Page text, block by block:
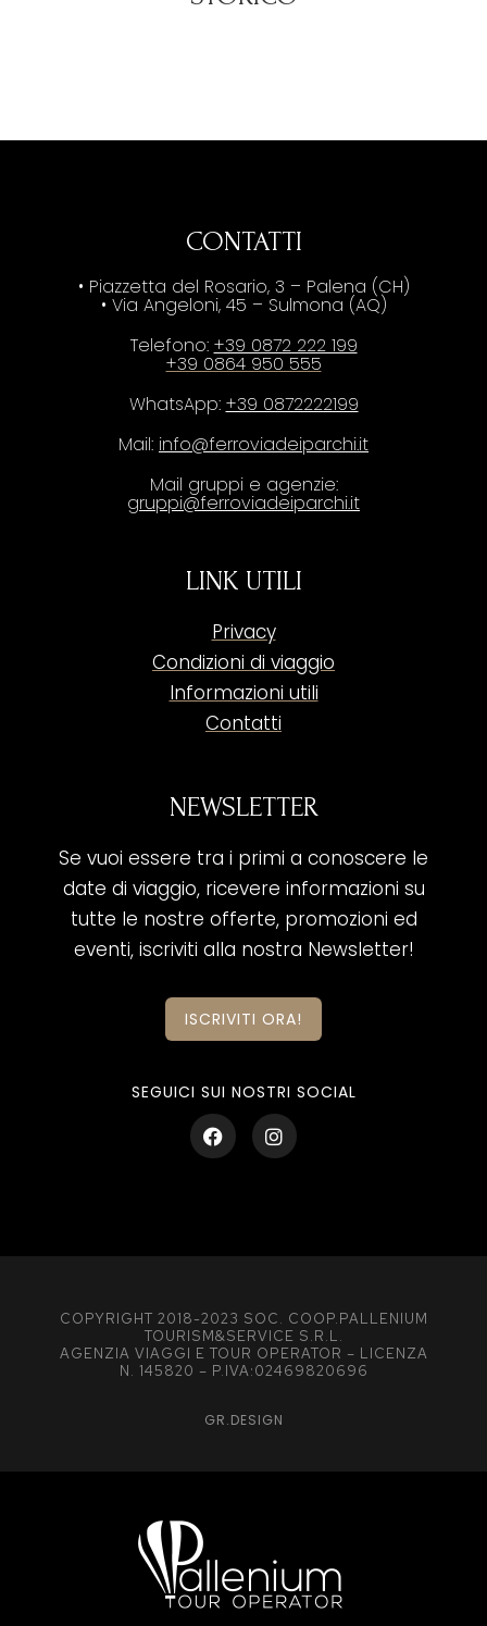
CONTATTI
• Piazzetta del Rosario, 3 – Palena (CH)
• Via Angeloni, 45 – Sulmona (AQ)
Telefono: +39 0872 222 199
+39 0864 950 555
WhatsApp: +39 0872222199
Mail: info@ferroviadeiparchi.it
Mail gruppi e agenzie:
gruppi@ferroviadeiparchi.it
LINK UTILI
Privacy
Condizioni di viaggio
Informazioni utili
Contatti
NEWSLETTER
Se vuoi essere tra i primi a conoscere le
date di viaggio, ricevere informazioni su
tutte le nostre offerte, promozioni ed
eventi, iscriviti alla nostra Newsletter!
ISCRIVITI ORA!
SEGUICI SUI NOSTRI SOCIAL
COPYRIGHT 2018-2023 SOC. COOP.PALLENIUM
TOURISM&SERVICE S.R.L.
AGENZIA VIAGGI E TOUR OPERATOR – LICENZA
N. 145820 – P.IVA:02469820696
GR.DESIGN